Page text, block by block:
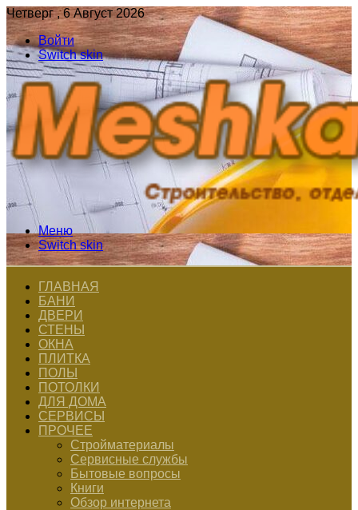
Четверг , 6 Август 2026
Войти
Switch skin
Меню
Switch skin
ГЛАВНАЯ
БАНИ
ДВЕРИ
СТЕНЫ
ОКНА
ПЛИТКА
ПОЛЫ
ПОТОЛКИ
ДЛЯ ДОМА
СЕРВИСЫ
ПРОЧЕЕ
Стройматериалы
Сервисные службы
Бытовые вопросы
Книги
Обзор интернета